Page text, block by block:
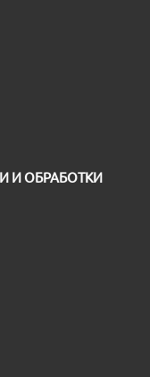
И ОБРАБОТКИ